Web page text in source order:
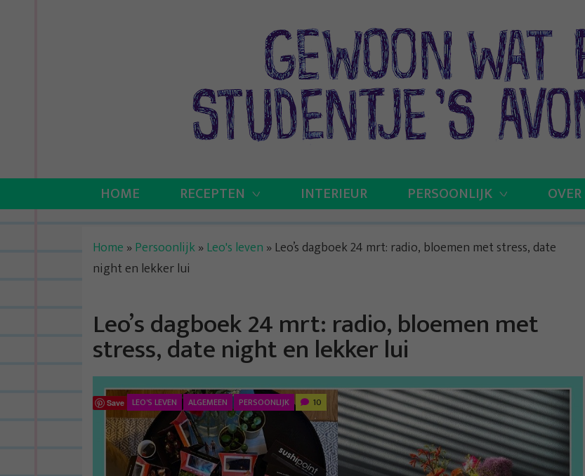
HOME RECEPTEN INTERIEUR PERSOONLIJK
Home » Persoonlijk» Leo's leven » Leo’s dagboek 24 mrt: radio, bloemen met stress, date
night en lekker lui
Leo’s dagboek 24 mrt: radio, bloemen met
stress, date night en lekker lui
Save LEO'S LEVEN ALGEMEEN PERSOONLIJK 10